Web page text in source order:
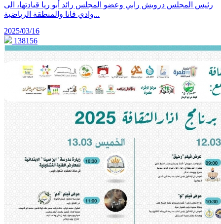
رئيس المجلس درويش رابي وعضو المجلس رائد أبو ريا قيادتها، الى
وادي قانا والمنطقة الرياضية...
2025/03/16
138156